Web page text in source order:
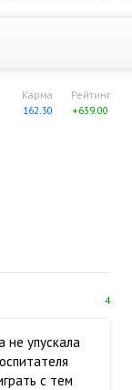
Рейтинг
+639.00
Карма
162.30
4
не упускала
с тем